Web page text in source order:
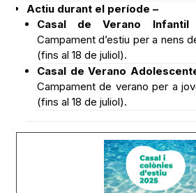
Actiu durant el període –
Casal de Verano Infantil
Campament d’estiu per a nens
(fins al 18 de juliol).
Casal de Verano
Campament de verano per a
(fins al 18 de juliol).